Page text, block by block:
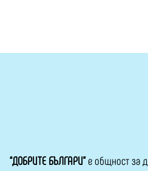
“ДОБРИТЕ БЪЛГАРИ”е общност за